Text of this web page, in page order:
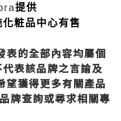
提供
化粧品中心有售
表的全部內容均屬個
表該品牌之言論及
望獲得更多有關產品
牌查詢或尋求相關專